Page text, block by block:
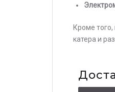
Кроме
катера и